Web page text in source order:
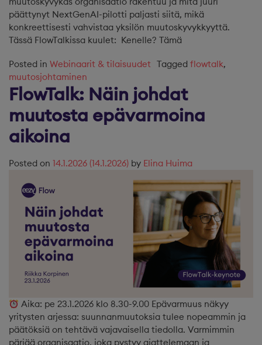
päättynyt NextGenAI-pilotti paljasti siitä, mikä
konkreettisesti vahvistaa yksilön muutoskyvykkyyttä.
Tässä FlowTalkissa kuulet: Kenelle? Tämä
Posted in Webinaarit & tilaisuudet Tagged flowtalk,
muutosjohtaminen
FlowTalk: Näin johdat
muutosta epävarmoina
aikoina
Posted on 14.1.2026 (14.1.2026) by Elina Huima
Aika: pe 23.1.2026 klo 8.30-9.00 Epävarmuus näkyy
yritysten arjessa: suunnanmuutoksia tulee nopeammin ja
päätöksiä on tehtävä vajavaisella tiedolla. Varmimmin
pärjää organisaatio, joka pystyy ajattelemaan ja